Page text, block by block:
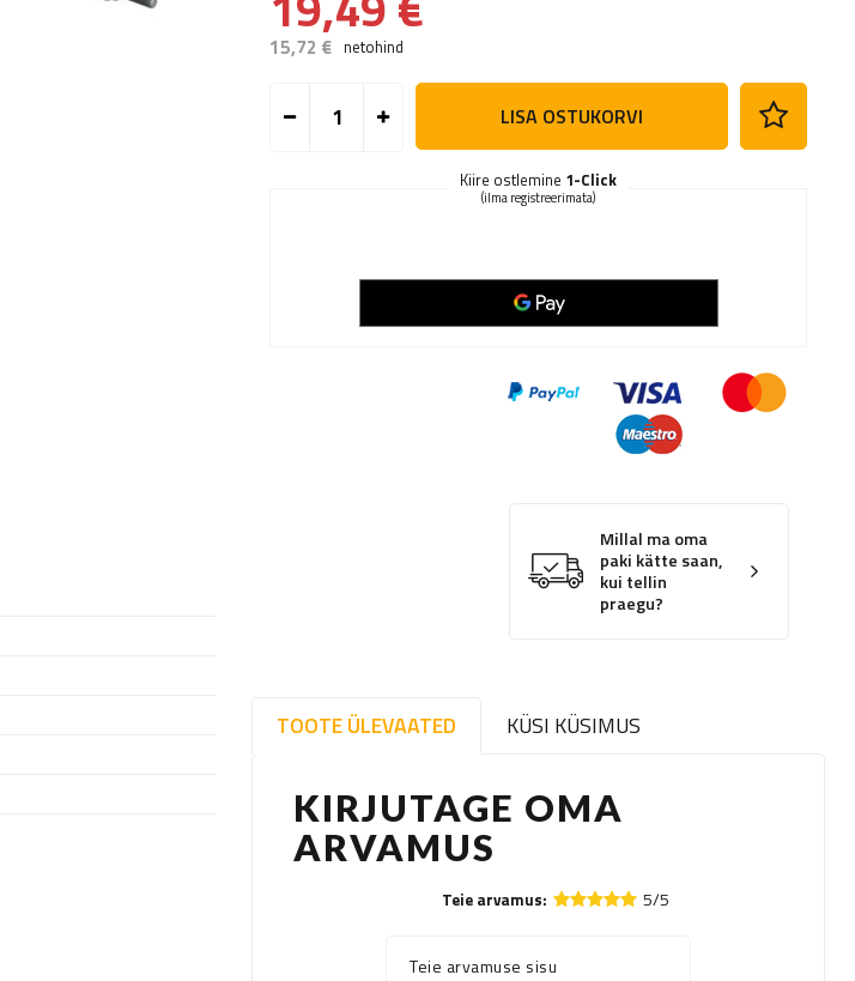
15,72 € netohind
LISA OSTUKORVI
Kiire ostlemine 1-Click
(ilma registreerimata)
Millal ma oma
paki kätte saan,
kui tellin
praegu?
TOOTE ÜLEVAATED KÜSI KÜSIMUS
KIRJUTAGE OMA
ARVAMUS
Teie arvamus: 5/5
Teie arvamuse sisu